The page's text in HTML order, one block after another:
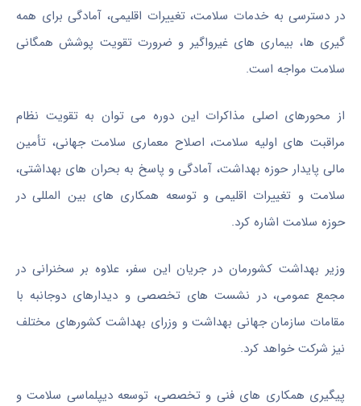
در دسترسی به خدمات سلامت، تغییرات اقلیمی، آمادگی برای همه
گیری ها، بیماری های غیرواگیر و ضرورت تقویت پوشش همگانی
سلامت مواجه است.
از محورهای اصلی مذاکرات این دوره می توان به تقویت نظام
مراقبت های اولیه سلامت، اصلاح معماری سلامت جهانی، تأمین
مالی پایدار حوزه بهداشت، آمادگی و پاسخ به بحران های بهداشتی،
سلامت و تغییرات اقلیمی و توسعه همکاری های بین المللی در
حوزه سلامت اشاره کرد.
وزیر بهداشت کشورمان در جریان این سفر، علاوه بر سخنرانی در
مجمع عمومی، در نشست های تخصصی و دیدارهای دوجانبه با
مقامات سازمان جهانی بهداشت و وزرای بهداشت کشورهای مختلف
نیز شرکت خواهد کرد.
پیگیری همکاری های فنی و تخصصی، توسعه دیپلماسی سلامت و